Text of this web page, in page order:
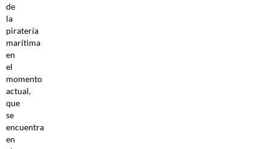
de
la
piratería
marítima
en
el
momento
actual,
que
se
encuentra
en